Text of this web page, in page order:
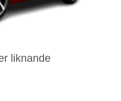
liknande